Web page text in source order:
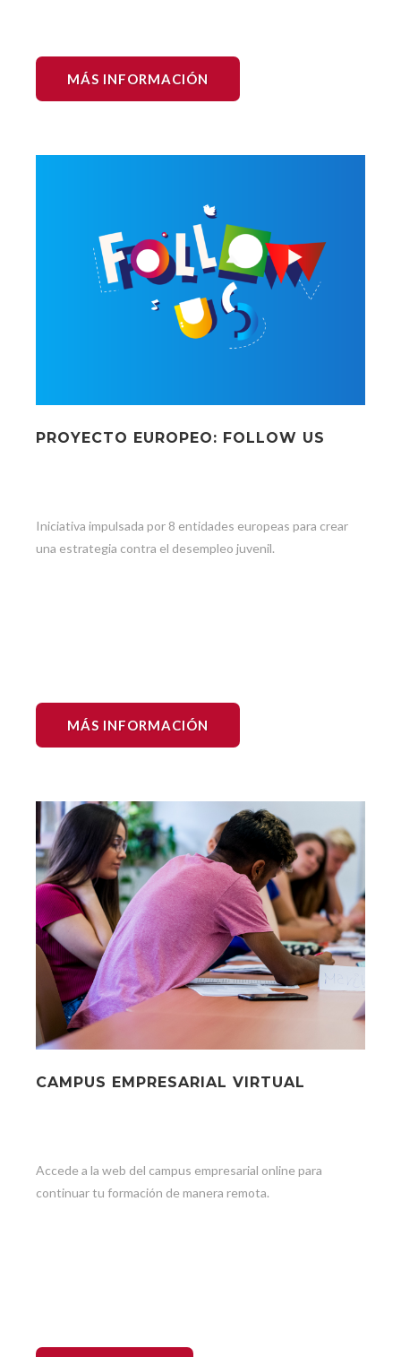
MÁS INFORMACIÓN
PROYECTO EUROPEO: FOLLOW US
Iniciativa impulsada por 8 entidades europeas para crear
una estrategia contra el desempleo juvenil.
MÁS INFORMACIÓN
CAMPUS EMPRESARIAL VIRTUAL
Accede a la web del campus empresarial online para
continuar tu formación de manera remota.